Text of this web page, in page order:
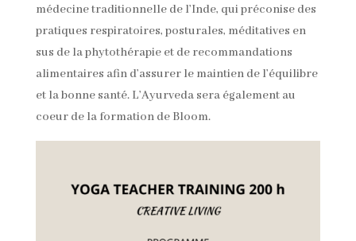
médecine traditionnelle de l’Inde, qui préconise des
pratiques respiratoires, posturales, méditatives en
sus de la phytothérapie et de recommandations
alimentaires afin d’assurer le maintien de l’équilibre
et la bonne santé. L’Ayurveda sera également au
coeur de la formation de Bloom.